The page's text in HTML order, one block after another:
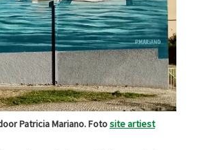
Patricia Mariano. Fotosite artiest